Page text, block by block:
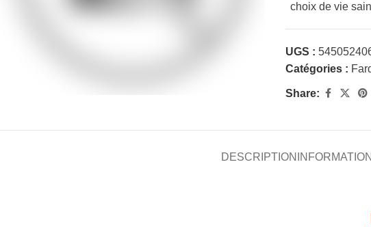
choix de vie
UGS :
Catégories :
Share:
DESCRIPTION